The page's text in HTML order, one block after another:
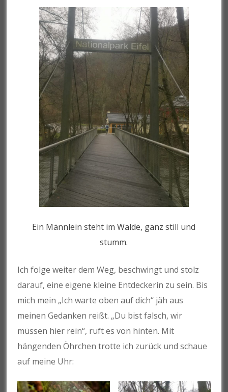
Ein Männlein steht im Walde, ganz still und
stumm.
Ich folge weiter dem Weg, beschwingt und stolz
darauf, eine eigene kleine Entdeckerin zu sein. Bis
mich mein „Ich warte oben auf dich“ jäh aus
meinen Gedanken reißt. „Du bist falsch, wir
müssen hier rein“, ruft es von hinten. Mit
hängenden Öhrchen trotte ich zurück und schaue
auf meine Uhr: